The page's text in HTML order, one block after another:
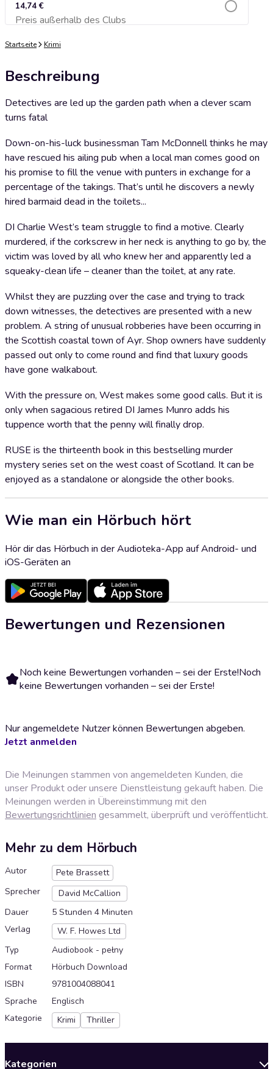
14,74 €
Preis außerhalb des ClubsZum Warenkorb hinzufügen
Startseite Krimi
Beschreibung
Detectives are led up the garden path when a clever scam
turns fatal
Down-on-his-luck businessman Tam McDonnell thinks he may
have rescued his ailing pub when a local man comes good on
his promise to fill the venue with punters in exchange for a
percentage of the takings. That’s until he discovers a newly
hired barmaid dead in the toilets...
DI Charlie West’s team struggle to find a motive. Clearly
murdered, if the corkscrew in her neck is anything to go by, the
victim was loved by all who knew her and apparently led a
squeaky-clean life – cleaner than the toilet, at any rate.
Whilst they are puzzling over the case and trying to track
down witnesses, the detectives are presented with a new
problem. A string of unusual robberies have been occurring in
the Scottish coastal town of Ayr. Shop owners have suddenly
passed out only to come round and find that luxury goods
have gone walkabout.
With the pressure on, West makes some good calls. But it is
only when sagacious retired DI James Munro adds his
tuppence worth that the penny will finally drop.
RUSE is the thirteenth book in this bestselling murder
mystery series set on the west coast of Scotland. It can be
enjoyed as a standalone or alongside the other books.
Wie man ein Hörbuch hört
Hör dir das Hörbuch in der Audioteka-App auf Android- und
iOS-Geräten an
Bewertungen und Rezensionen
Noch keine Bewertungen vorhanden – sei der Erste!Noch
keine Bewertungen vorhanden – sei der Erste!
Nur angemeldete Nutzer können Bewertungen abgeben.
Jetzt anmelden
Die Meinungen stammen von angemeldeten Kunden, die
unser Produkt oder unsere Dienstleistung gekauft haben. Die
Meinungen werden in Übereinstimmung mit den
Bewertungsrichtlinien gesammelt, überprüft und veröffentlicht.
Mehr zu dem Hörbuch
Autor
Pete Brassett
Sprecher
David McCallion
Dauer
5 Stunden 4 Minuten
Verlag
W. F. Howes Ltd
Typ
Audiobook - pełny
Format
Hörbuch Download
ISBN
9781004088041
Sprache
Englisch
Kategorie
Krimi Thriller
Kategorien